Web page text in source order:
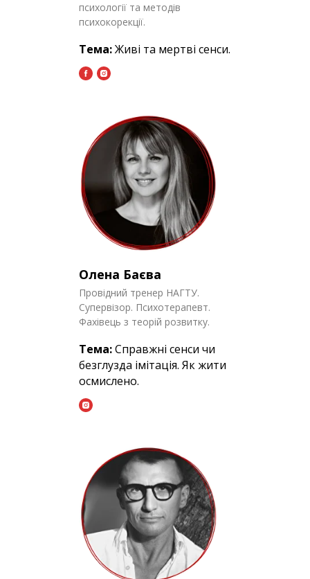
психології та методів
психокорекції.
Тема:Живі та мертві сенси.
Олена Баєва
Провідний тренер НАГТУ.
Супервізор. Психотерапевт.
Фахівець з теорій розвитку.
Тема:Справжні сенси чи
безглузда імітація. Як жити
осмислено.